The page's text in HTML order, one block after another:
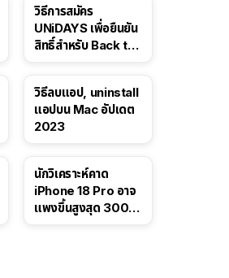
วิธีการสมัคร
UNiDAYS เพื่อยืนยัน
สิทธิ์สำหรับ Back to
วิธีลบแอป, uninstall
แอปบน Mac อัปเดต
2023
นักวิเคราะห์คาด
iPhone 18 Pro อาจ
แพงขึ้นสูงสุด 300